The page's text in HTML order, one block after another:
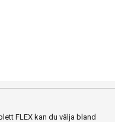
FLEX kan du välja bland